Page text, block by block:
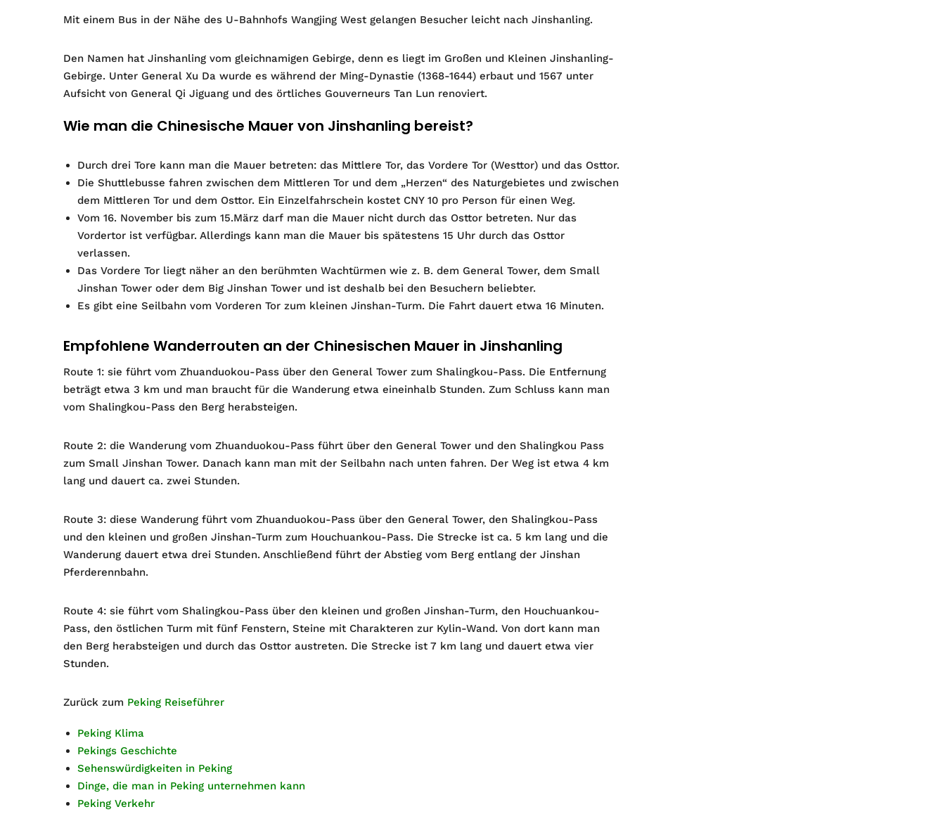
Mit einem Bus in der Nähe des U-Bahnhofs Wangjing West gelangen Besucher leicht nach Jinshanling.
Den Namen hat Jinshanling vom gleichnamigen Gebirge, denn es liegt im Großen und Kleinen Jinshanling-
Gebirge. Unter General Xu Da wurde es während der Ming-Dynastie (1368-1644) erbaut und 1567 unter
Aufsicht von General Qi Jiguang und des örtliches Gouverneurs Tan Lun renoviert.
Wie man die Chinesische Mauer von Jinshanling bereist?
Durch drei Tore kann man die Mauer betreten: das Mittlere Tor, das Vordere Tor (Westtor) und das Osttor.
Die Shuttlebusse fahren zwischen dem Mittleren Tor und dem „Herzen“ des Naturgebietes und zwischen
dem Mittleren Tor und dem Osttor. Ein Einzelfahrschein kostet CNY 10 pro Person für einen Weg.
Vom 16. November bis zum 15.März darf man die Mauer nicht durch das Osttor betreten. Nur das
Vordertor ist verfügbar. Allerdings kann man die Mauer bis spätestens 15 Uhr durch das Osttor
verlassen.
Das Vordere Tor liegt näher an den berühmten Wachtürmen wie z. B. dem General Tower, dem Small
Jinshan Tower oder dem Big Jinshan Tower und ist deshalb bei den Besuchern beliebter.
Es gibt eine Seilbahn vom Vorderen Tor zum kleinen Jinshan-Turm. Die Fahrt dauert etwa 16 Minuten.
Empfohlene Wanderrouten an der Chinesischen Mauer in Jinshanling
Route 1: sie führt vom Zhuanduokou-Pass über den General Tower zum Shalingkou-Pass. Die Entfernung
beträgt etwa 3 km und man braucht für die Wanderung etwa eineinhalb Stunden. Zum Schluss kann man
vom Shalingkou-Pass den Berg herabsteigen.
Route 2: die Wanderung vom Zhuanduokou-Pass führt über den General Tower und den Shalingkou Pass
zum Small Jinshan Tower. Danach kann man mit der Seilbahn nach unten fahren. Der Weg ist etwa 4 km
lang und dauert ca. zwei Stunden.
Route 3: diese Wanderung führt vom Zhuanduokou-Pass über den General Tower, den Shalingkou-Pass
und den kleinen und großen Jinshan-Turm zum Houchuankou-Pass. Die Strecke ist ca. 5 km lang und die
Wanderung dauert etwa drei Stunden. Anschließend führt der Abstieg vom Berg entlang der Jinshan
Pferderennbahn.
Route 4: sie führt vom Shalingkou-Pass über den kleinen und großen Jinshan-Turm, den Houchuankou-
Pass, den östlichen Turm mit fünf Fenstern, Steine mit Charakteren zur Kylin-Wand. Von dort kann man
den Berg herabsteigen und durch das Osttor austreten. Die Strecke ist 7 km lang und dauert etwa vier
Stunden.
Zurück zum Peking Reiseführer
Peking Klima
Pekings Geschichte
Sehenswürdigkeiten in Peking
Dinge, die man in Peking unternehmen kann
Peking Verkehr